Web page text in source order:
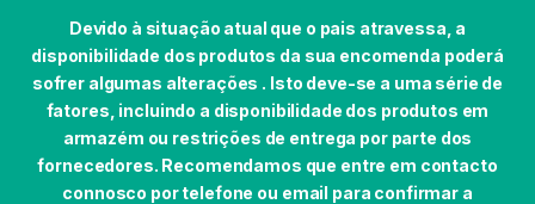
Devido à situação atual que o pais atravessa, a
disponibilidade dos produtos da sua encomenda poderá
sofrer algumas alterações . Isto deve-se a uma série de
fatores, incluindo a disponibilidade dos produtos em
armazém ou restrições de entrega por parte dos
fornecedores. Recomendamos que entre em contacto
connosco por telefone ou email para confirmar a
Skip to navigation
Skip to content
AQUEC.ÁGUA/CENTRAL SOLAR BOMBAS DE